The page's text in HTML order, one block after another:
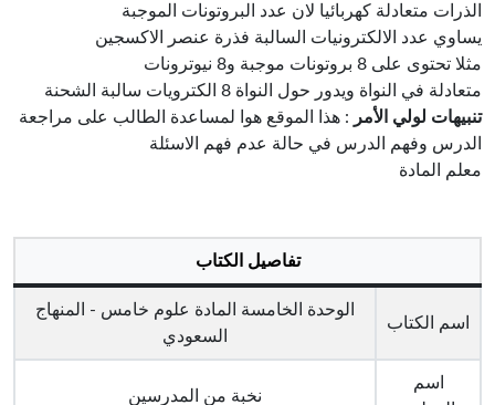
الذرات متعادلة كهربائيا لان عدد البروتونات الموجبة
يساوي عدد الالكترونيات السالبة فذرة عنصر الاكسجين
مثلا تحتوى على 8 بروتونات موجبة و8 نيوترونات
متعادلة في النواة ويدور حول النواة 8 الكترويات سالبة الشحنة
تنبيهات لولي الأمر
: هذا الموقع هوا لمساعدة الطالب على مراجعة
الدرس وفهم الدرس في حالة عدم فهم الاسئلة
معلم المادة
تفاصيل الكتاب
اسم الكتاب
الوحدة الخامسة المادة علوم خامس - المنهاج
السعودي
اسم
نخبة من المدرسين